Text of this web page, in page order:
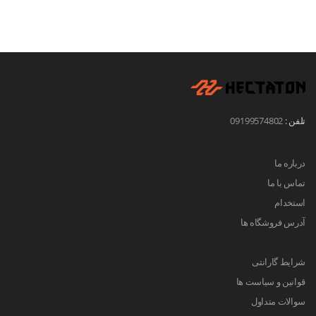
تلفن : 09199574802
درباره ما
تماس با ما
استخدام
آدرس فروشگاه ها
شرایط گارانتی
قوانین و سیاست ها
سوالات متداول